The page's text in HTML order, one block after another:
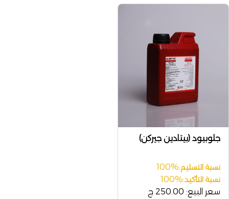
جلوبيود (بيتادين جيركن)
نسبة التسليم:100%
نسبة التأكيد:100%
سعر البيع: 250.00 ج